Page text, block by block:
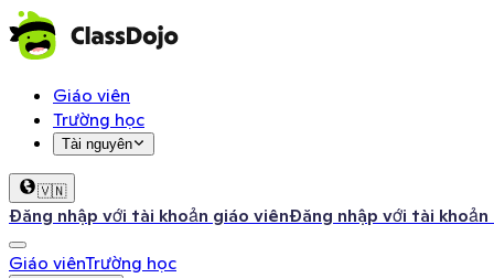
Giáo viên
Trường học
Tài nguyên
🇻🇳
Đăng nhập với tài khoản giáo viênĐăng nhập với tài khoản
Giáo viênTrường học